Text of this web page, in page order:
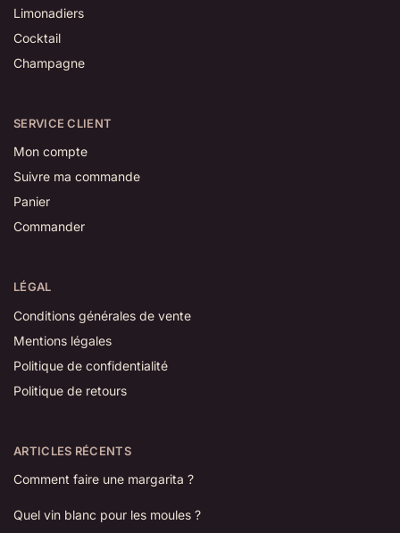
Limonadiers
Cocktail
Champagne
SERVICE CLIENT
Mon compte
Suivre ma commande
Panier
Commander
LÉGAL
Conditions générales de vente
Mentions légales
Politique de confidentialité
Politique de retours
ARTICLES RÉCENTS
Comment faire une margarita ?
Quel vin blanc pour les moules ?